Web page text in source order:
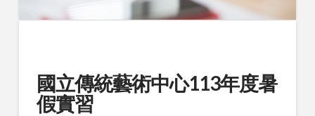
國立傳統藝術中心113年度暑
假實習